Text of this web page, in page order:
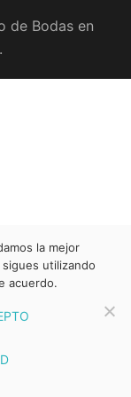
de Bodas en
la mejor
utilizando
acuerdo.